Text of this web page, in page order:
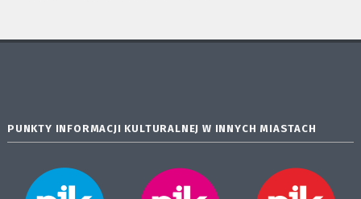
PUNKTY INFORMACJI KULTURALNEJ W INNYCH MIASTACH